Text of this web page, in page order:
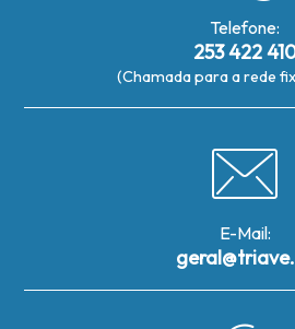
Telefone:
253 422
(Chamada para a rede
E-Mail: